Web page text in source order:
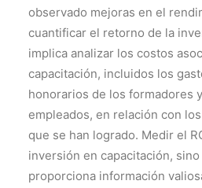
observado mejoras en el
cuantificar el retorno de la
implica analizar los costos
capacitación, incluidos los
honorarios de los formadores
empleados, en relación con
que se han logrado. Medir el
inversión en capacitación,
proporciona información